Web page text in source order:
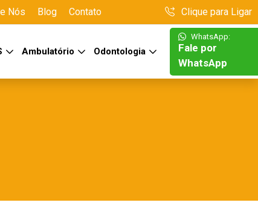
Contato
Blog
Nós Clique para Ligar
WhatsApp:
Fale por
WhatsApp
Ambulatório Odontologia